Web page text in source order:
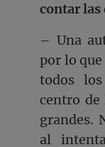
contar las
– Una
por lo que
todos
centro de
grandes.
al